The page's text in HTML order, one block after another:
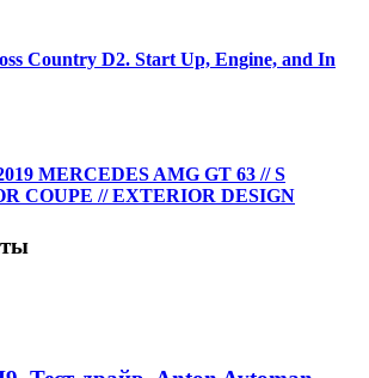
Country D2. Start Up, Engine, and In
MERCEDES AMG GT 63 // S
COUPE // EXTERIOR DESIGN